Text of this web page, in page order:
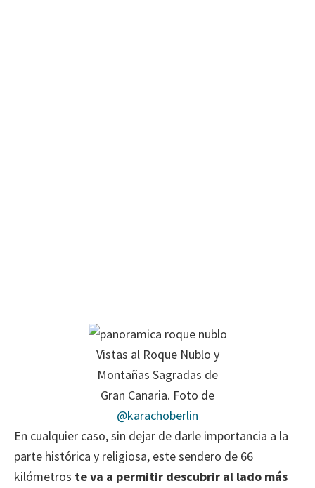
Vistas al Roque Nublo y
Montañas Sagradas de
Gran Canaria. Foto de
@karachoberlin
En cualquier caso, sin dejar de darle importancia a la
parte histórica y religiosa, este sendero de 66
kilómetros te va a permitir descubrir al lado más